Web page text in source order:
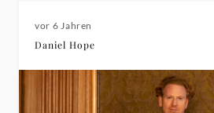
vor 6 Jahren
Daniel Hope